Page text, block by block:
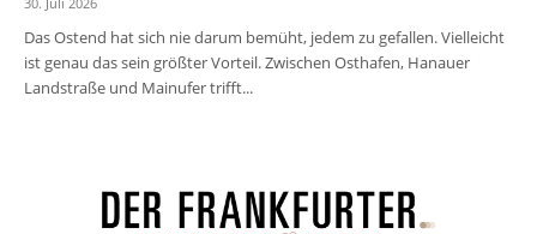
Das Ostend hat sich nie darum bemüht, jedem zu gefallen. Vielleicht
ist genau das sein größter Vorteil. Zwischen Osthafen, Hanauer
Landstraße und Mainufer trifft...